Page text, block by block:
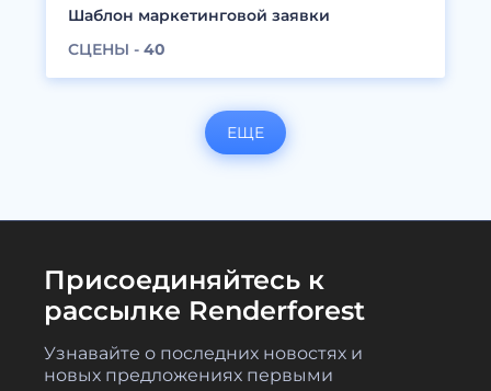
Шаблон маркетинговой заявки
СЦЕНЫ - 40
ЕЩЕ
Присоединяйтесь к
рассылке Renderforest
Узнавайте о последних новостях и
новых предложениях первыми